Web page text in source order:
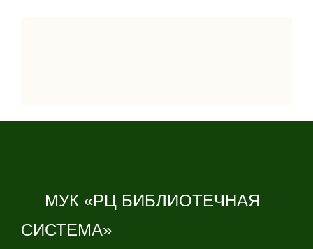
МУК «РЦ БИБЛИОТЕЧНАЯ
СИСТЕМА»